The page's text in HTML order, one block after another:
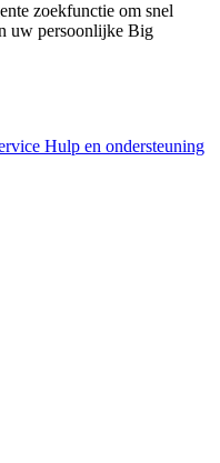
zoekfunctie om snel
uw persoonlijke Big
Hulp en ondersteuning